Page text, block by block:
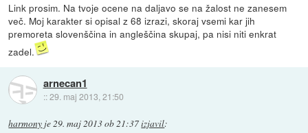
Link prosim. Na tvoje ocene na daljavo se na žalost ne zanesem
več. Moj karakter si opisal z 68 izrazi, skoraj vsemi kar jih
premoreta slovenščina in angleščina skupaj, pa nisi niti enkrat
zadel.
arnecan1
::29. maj 2013, 21:50
harmony je29. maj 2013 ob 21:37izjavil: